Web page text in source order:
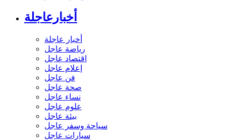
أخبارعاجلة
أخبار عاجلة
رياضة عاجل
اقتصاد عاجل
إعلام عاجل
فن عاجل
صحة عاجل
نساء عاجل
علوم عاجل
بيئة عاجل
سياحة وسفر عاجل
سيارات عاجل